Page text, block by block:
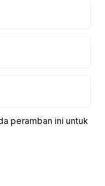
peramban ini untuk